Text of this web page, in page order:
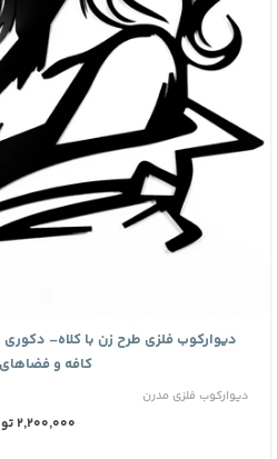
دیوارکوب فلزی طرح زن با کلاه–
کافه و
دیوارکوب فلزی مدرن
2,200,000 تومان